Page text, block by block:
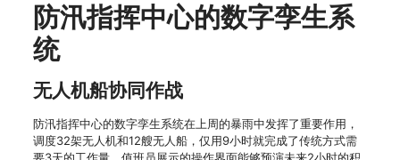
防汛指挥中心的数字孪生系
统
无人机船协同作战
防汛指挥中心的数字孪生系统在上周的暴雨中发挥了重要作用，
调度32架无人机和12艘无人船，仅用9小时就完成了传统方式需